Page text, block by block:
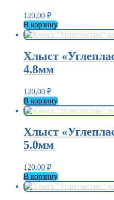
120,00 ₽
В корзину
Хлыст
4.8мм
120,00 ₽
В корзину
Хлыст
5.0мм
120,00 ₽
В корзину